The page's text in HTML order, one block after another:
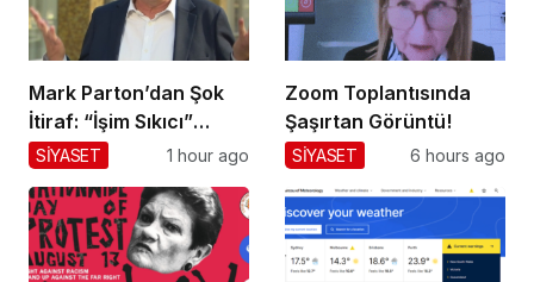
Mark Parton’dan Şok
İtiraf: “İşim Sıkıcı”
Mesajı!
SİYASET 1 hour ago
Zoom Toplantısında
Şaşırtan Görüntü!
SİYASET 6 hours ago